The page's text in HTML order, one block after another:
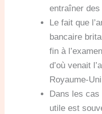
entraîner des
Le fait que
bancaire
fin à
d’où venait
Royaume-
Dans les
utile est